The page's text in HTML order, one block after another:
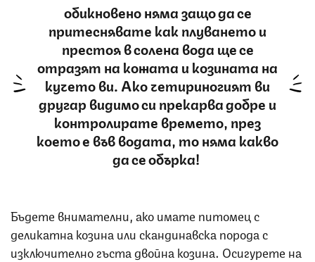
обикновено няма защо да се
притеснявате как плуването и
престоя в солена вода ще се
отразят на кожата и козината на
кучето ви. Ако четириногият ви
другар видимо си прекарва добре и
контролирате времето, през
което е във водата, то няма какво
да се обърка!
Бъдете внимателни, ако имате питомец с
деликатна козина или скандинавска порода с
изключително гъста двойна козина. Осигурете на